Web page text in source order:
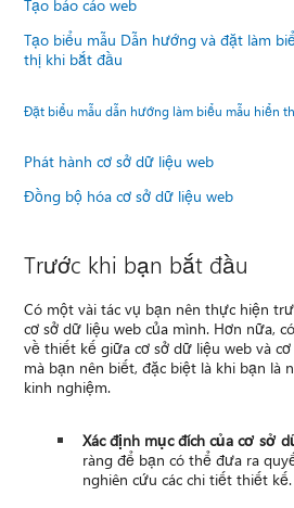
Tạo báo cáo web
Tạo biểu mẫu Dẫn hướng và đặt làm
thị khi bắt đầu
Đặt biểu mẫu dẫn hướng làm biểu mẫu hiển
Phát hành cơ sở dữ liệu web
Đồng bộ hóa cơ sở dữ liệu web
Trước khi bạn bắt đầu
Có một vài tác vụ bạn nên thực hiện
cơ sở dữ liệu web của mình. Hơn nữa,
về thiết kế giữa cơ sở dữ liệu web và
mà bạn nên biết, đặc biệt là khi bạn là
kinh nghiệm.
Xác định mục đích của cơ sở
ràng để bạn có thể đưa ra
nghiên cứu các chi tiết thiết kế.